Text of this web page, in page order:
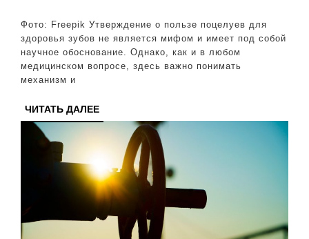
для
зубов:
врач
пользу
Фото: Freepik Утверждение о пользе поцелуев для
здоровья зубов не является мифом и имеет под собой
научное обоснование. Однако, как и в любом
медицинском вопросе, здесь важно понимать
механизм и
ЧИТАТЬ ДАЛЕЕЧИТАТЬ
ДАЛЕЕ